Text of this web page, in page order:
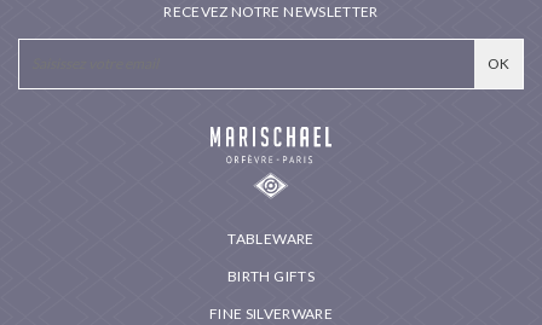
TABLEWARE
BIRTH GIFTS
FINE SILVERWARE
RECEVEZ NOTRE NEWSLETTER